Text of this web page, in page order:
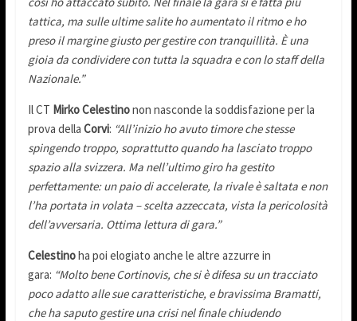
tattica, ma sulle ultime salite ho aumentato il ritmo e ho
preso il margine giusto per gestire con tranquillità. È una
gioia da condividere con tutta la squadra e con lo staff della
Nazionale.”
Il CT Mirko Celestinonon nasconde la soddisfazione per la
prova della Corvi: “All’inizio ho avuto timore che stesse
spingendo troppo, soprattutto quando ha lasciato troppo
spazio alla svizzera. Ma nell’ultimo giro ha gestito
perfettamente: un paio di accelerate, la rivale è saltata e non
l’ha portata in volata – scelta azzeccata, vista la pericolosità
dell’avversaria. Ottima lettura di gara.”
Celestinoha poi elogiato anche le altre azzurre in
gara: “Molto bene Cortinovis, che si è difesa su un tracciato
poco adatto alle sue caratteristiche, e bravissima Bramatti,
che ha saputo gestire una crisi nel finale chiudendo